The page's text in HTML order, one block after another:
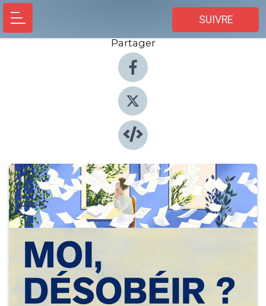
SUIVRE
Partager